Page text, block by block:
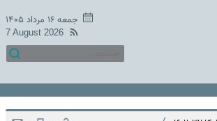
جمعه ۱۶ مرداد ۱۴۰۵
7 August 2026